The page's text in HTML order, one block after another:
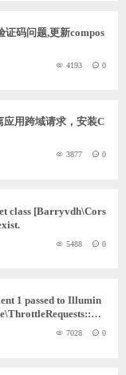
码问题,更新compos
4193 0
用跨域请求，安装C
3877 0
class [Barryvdh\Cors
5488 0
1 passed to Illumin
7028 0